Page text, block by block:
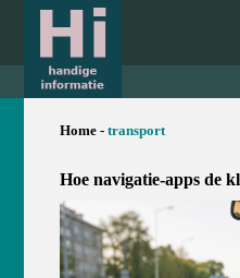
Home - transport
Hoe navigatie-apps de